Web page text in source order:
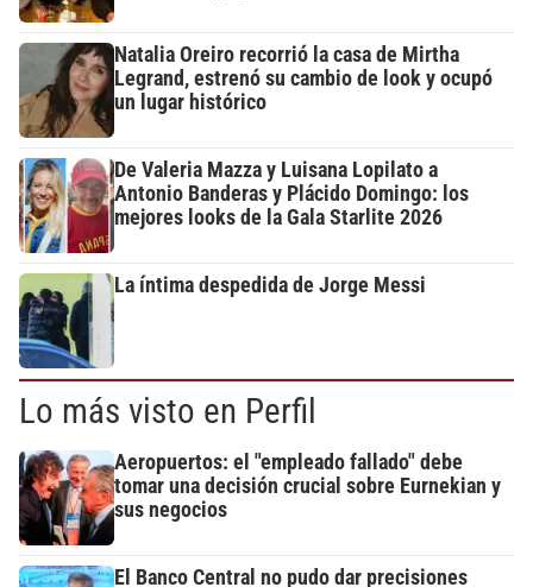
Natalia Oreiro recorrió la casa de Mirtha
Legrand, estrenó su cambio de look y ocupó
un lugar histórico
De Valeria Mazza y Luisana Lopilato a
Antonio Banderas y Plácido Domingo: los
mejores looks de la Gala Starlite 2026
La íntima despedida de Jorge Messi
Lo más visto en Perfil
Aeropuertos: el "empleado fallado" debe
tomar una decisión crucial sobre Eurnekian y
sus negocios
El Banco Central no pudo dar precisiones